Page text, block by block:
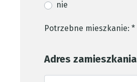
nie
Potrzebne mieszkanie: *
Adres zamieszkania